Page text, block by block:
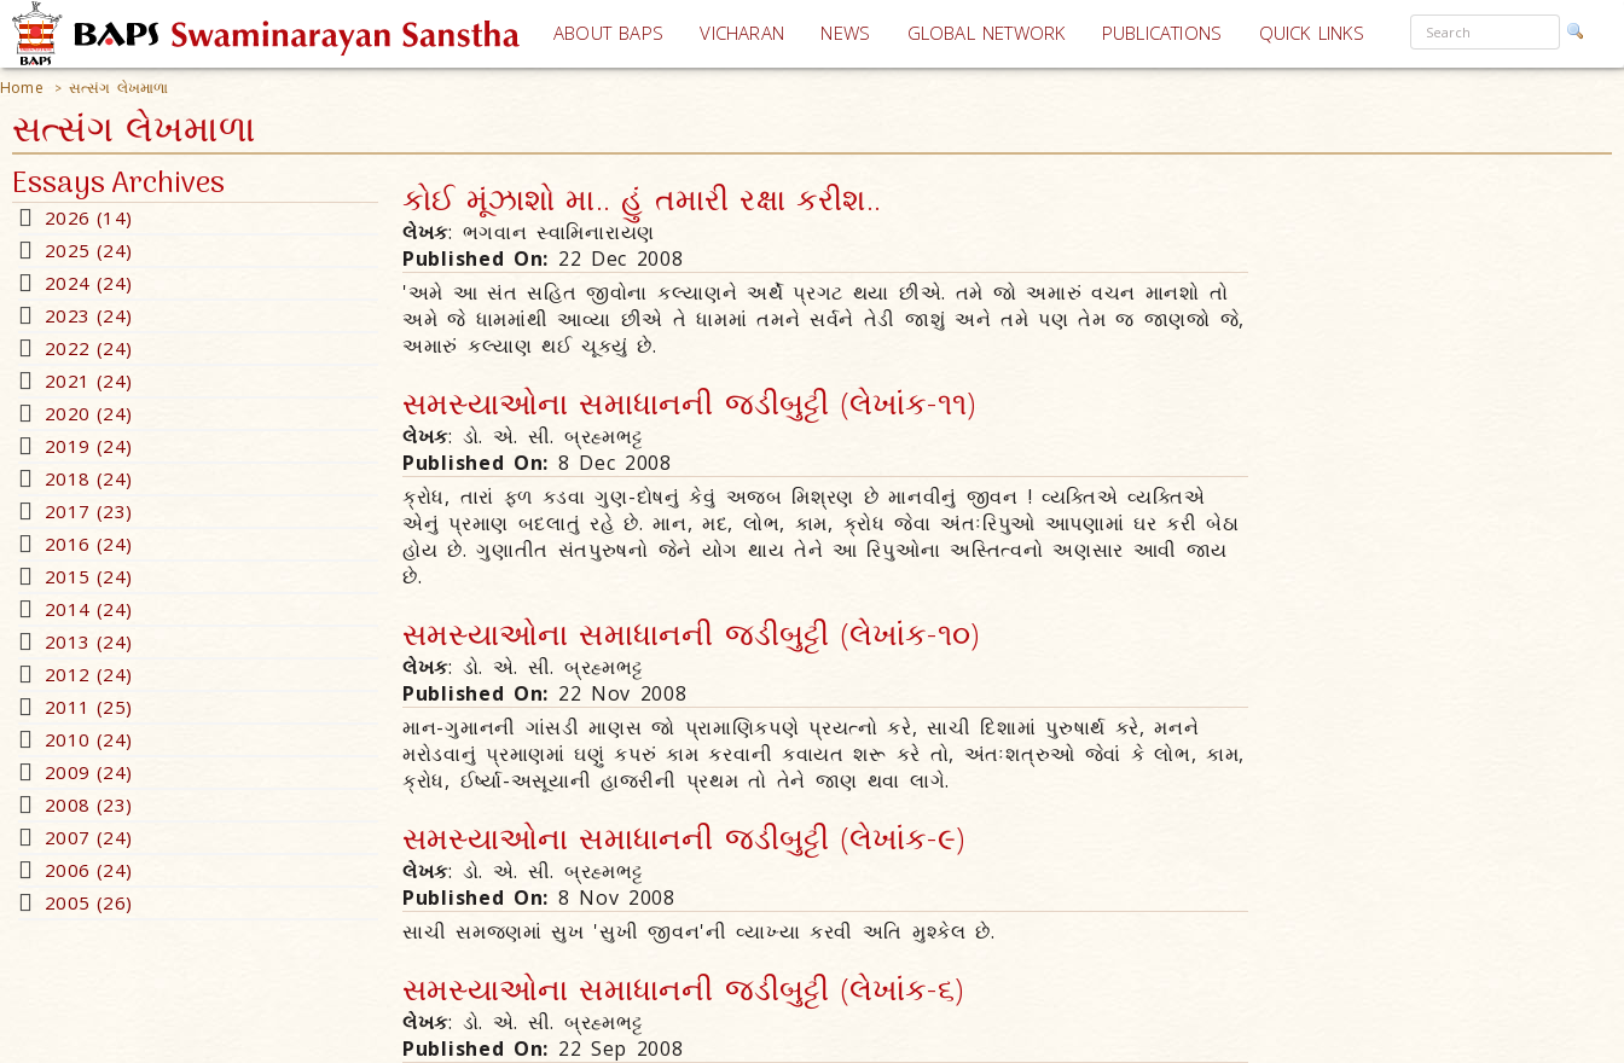
ABOUT BAPS VICHARAN (current)
NEWS GLOBAL NETWORK PUBLICATIONS QUICK LINKS
Home > સત્સંગ લેખમાળા
સત્સંગ લેખમાળા
Essays Archives
2026 (14)
2025 (24)
2024 (24)
2023 (24)
2022 (24)
2021 (24)
2020 (24)
2019 (24)
2018 (24)
2017 (23)
2016 (24)
2015 (24)
2014 (24)
2013 (24)
2012 (24)
2011 (25)
2010 (24)
2009 (24)
2008 (23)
2007 (24)
2006 (24)
2005 (26)
કોઈ મૂંઝાશો મા.. હું તમારી રક્ષા કરીશ..
લેખક: ભગવાન સ્વામિનારાયણ
Published On: 22 Dec 2008
'અમે આ સંત સહિત જીવોના કલ્યાણને અર્થે પ્રગટ થયા છીએ. તમે જો અમારું વચન માનશો તો
અમે જે ધામમાંથી આવ્યા છીએ તે ધામમાં તમને સર્વને તેડી જાશું અને તમે પણ તેમ જ જાણજો જે,
અમારું કલ્યાણ થઈ ચૂક્યું છે.
સમસ્યાઓના સમાધાનની જડીબુટ્ટી (લેખાંક-૧૧)
લેખક: ડો. એ. સી. બ્રહ્મભટ્ટ
Published On: 8 Dec 2008
ક્રોધ, તારાં ફળ કડવા ગુણ-દોષનું કેવું અજબ મિશ્રણ છે માનવીનું જીવન ! વ્યક્તિએ વ્યક્તિએ
એનું પ્રમાણ બદલાતું રહે છે. માન, મદ, લોભ, કામ, ક્રોધ જેવા અંતઃરિપુઓ આપણામાં ઘર કરી બેઠા
હોય છે. ગુણાતીત સંતપુરુષનો જેને યોગ થાય તેને આ રિપુઓના અસ્તિત્વનો અણસાર આવી જાય
છે.
સમસ્યાઓના સમાધાનની જડીબુટ્ટી (લેખાંક-૧૦)
લેખક: ડો. એ. સી. બ્રહ્મભટ્ટ
Published On: 22 Nov 2008
માન-ગુમાનની ગાંસડી માણસ જો પ્રામાણિકપણે પ્રયત્નો કરે, સાચી દિશામાં પુરુષાર્થ કરે, મનને
મરોડવાનું પ્રમાણમાં ઘણું કપરું કામ કરવાની કવાયત શરૂ કરે તો, અંતઃશત્રુઓ જેવાં કે લોભ, કામ,
ક્રોધ, ઈર્ષ્યા-અસૂયાની હાજરીની પ્રથમ તો તેને જાણ થવા લાગે.
સમસ્યાઓના સમાધાનની જડીબુટ્ટી (લેખાંક-૯)
લેખક: ડો. એ. સી. બ્રહ્મભટ્ટ
Published On: 8 Nov 2008
સાચી સમજણમાં સુખ 'સુખી જીવન'ની વ્યાખ્યા કરવી અતિ મુશ્કેલ છે.
સમસ્યાઓના સમાધાનની જડીબુટ્ટી (લેખાંક-૬)
લેખક: ડો. એ. સી. બ્રહ્મભટ્ટ
Published On: 22 Sep 2008